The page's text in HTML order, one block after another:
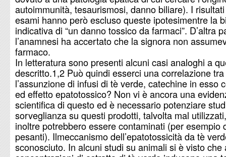
autoimmunità, tesaurismosi, danno biliare). I
esami hanno però escluso queste ipotesimentre la
indicativa di “un danno tossico da farmaci”. D’altra
l’anamnesi ha accertato che la signora non
farmaco.
In letteratura sono presenti alcuni casi analoghi a
descritto.1,2 Può quindi esserci una correlazione tra
l’assunzione di infusi di tè verde, catechine in esso
ed effetto epatotossico? Non vi è ancora una
scientifica di questo ed è necessario potenziare
sorveglianza su questi prodotti, talvolta mal
inoltre potrebbero essere contaminati (per esempio
pesanti). Ilmeccanismo dell’epatotossicità da tè
sconosciuto. In alcuni studi su animali si è visto che